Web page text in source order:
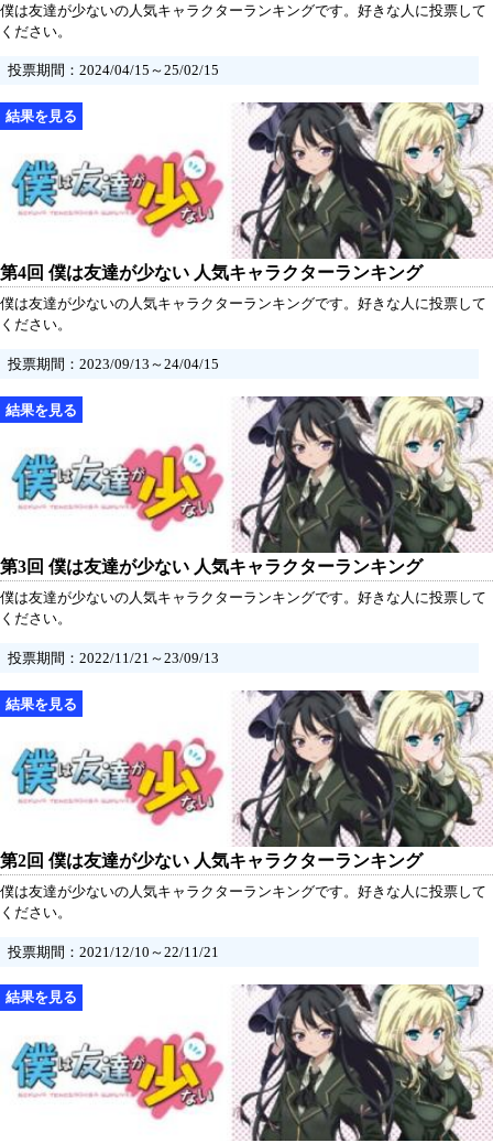
僕は友達が少ないの人気キャラクターランキングです。好きな人に投票して
ください。
投票期間：2024/04/15～25/02/15
第4回 僕は友達が少ない 人気キャラクターランキング
僕は友達が少ないの人気キャラクターランキングです。好きな人に投票して
ください。
投票期間：2023/09/13～24/04/15
第3回 僕は友達が少ない 人気キャラクターランキング
僕は友達が少ないの人気キャラクターランキングです。好きな人に投票して
ください。
投票期間：2022/11/21～23/09/13
第2回 僕は友達が少ない 人気キャラクターランキング
僕は友達が少ないの人気キャラクターランキングです。好きな人に投票して
ください。
投票期間：2021/12/10～22/11/21